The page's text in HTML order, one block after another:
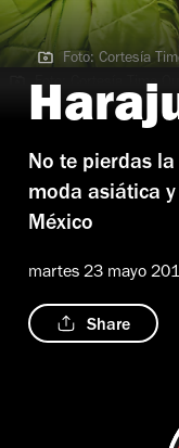
Foto: Cortesía Time
Foto: Cortesía
No te pierdas
moda asiática
México
martes 23 mayo
Share